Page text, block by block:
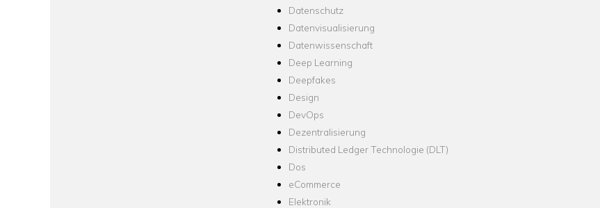
Datenschutz
Datenvisualisierung
Datenwissenschaft
Deep Learning
Deepfakes
Design
DevOps
Dezentralisierung
Distributed Ledger Technologie (DLT)
Dos
eCommerce
Elektronik